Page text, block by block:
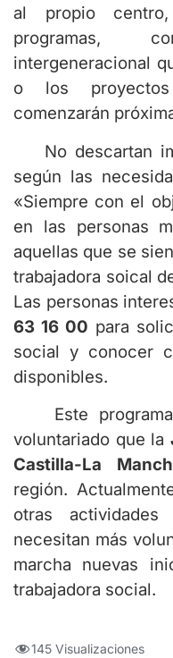
al propio
programas,
intergeneracional
o los
comenzarán
No descartan
según las
«Siempre con el
en las personas
aquellas que se
trabajadora soical
Las personas
63 16 00 para
social y conocer
disponibles.
Este programa
voluntariado que la
Castilla-La
región.
otras
necesitan más
marcha nuevas
trabajadora social.
145 Visualizaciones